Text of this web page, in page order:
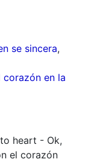
se sincera,
corazón en la
heart - Ok,
el corazón